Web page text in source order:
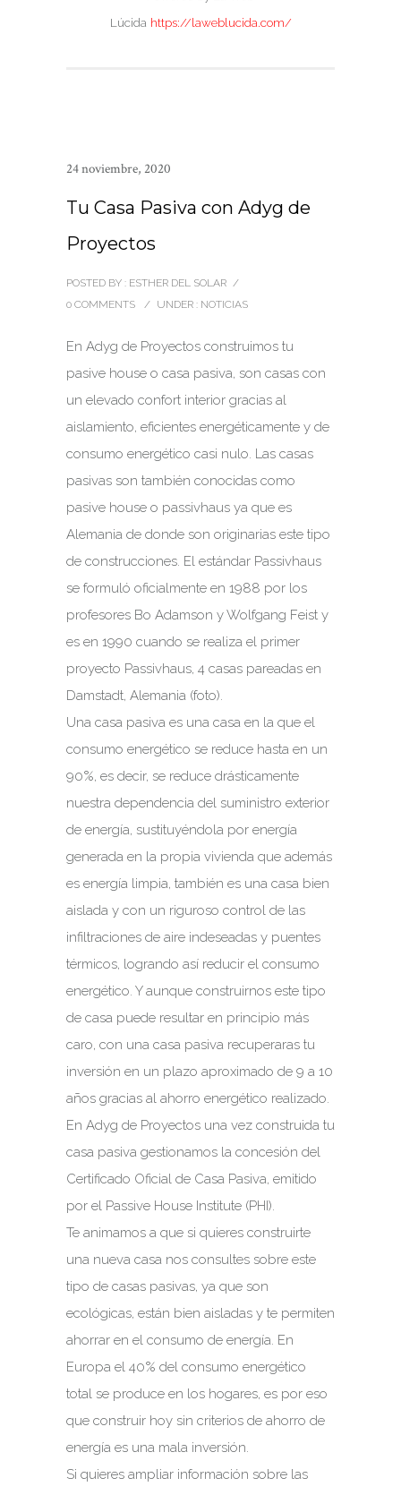
Lúcida https://laweblucida.com/
24 noviembre, 2020
Tu Casa Pasiva con Adyg de
Proyectos
POSTED BY : ESTHER DEL SOLAR /
0 COMMENTS
/ UNDER : NOTICIAS
En Adyg de Proyectos construimos tu
pasive house o casa pasiva, son casas con
un elevado confort interior gracias al
aislamiento, eficientes energéticamente y de
consumo energético casi nulo. Las casas
pasivas son también conocidas como
pasive house o passivhaus ya que es
Alemania de donde son originarias este tipo
de construcciones. El estándar Passivhaus
se formuló oficialmente en 1988 por los
profesores Bo Adamson y Wolfgang Feist y
es en 1990 cuando se realiza el primer
proyecto Passivhaus, 4 casas pareadas en
Damstadt, Alemania (foto).
Una casa pasiva es una casa en la que el
consumo energético se reduce hasta en un
90%, es decir, se reduce drásticamente
nuestra dependencia del suministro exterior
de energía, sustituyéndola por energía
generada en la propia vivienda que además
es energía limpia, también es una casa bien
aislada y con un riguroso control de las
infiltraciones de aire indeseadas y puentes
térmicos, logrando así reducir el consumo
energético. Y aunque construirnos este tipo
de casa puede resultar en principio más
caro, con una casa pasiva recuperaras tu
inversión en un plazo aproximado de 9 a 10
años gracias al ahorro energético realizado.
En Adyg de Proyectos una vez construida tu
casa pasiva gestionamos la concesión del
Certificado Oficial de Casa Pasiva, emitido
por el Passive House Institute (PHI).
Te animamos a que si quieres construirte
una nueva casa nos consultes sobre este
tipo de casas pasivas, ya que son
ecológicas, están bien aisladas y te permiten
ahorrar en el consumo de energía. En
Europa el 40% del consumo energético
total se produce en los hogares, es por eso
que construir hoy sin criterios de ahorro de
energía es una mala inversión.
Si quieres ampliar información sobre las